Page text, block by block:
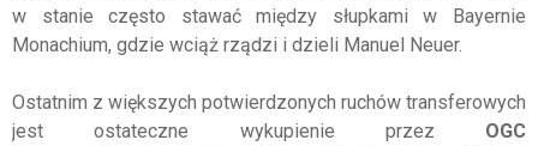
w stanie często stawać między słupkami w Bayernie
Monachium, gdzie wciąż rządzi i dzieli Manuel Neuer.
Ostatnim z większych potwierdzonych ruchów transferowych
jest ostateczne wykupienie przez OGC